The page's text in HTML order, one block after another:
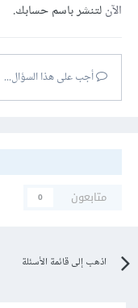
الآنلتنشر باسم حسابك.
أجب على هذا السؤال...
متابعون
0
اذهب إلى قائمة الأسئلة